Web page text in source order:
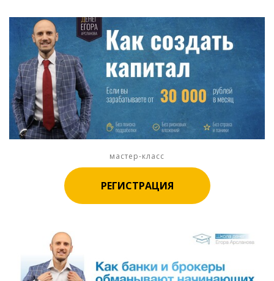
мастер-класс
РЕГИСТРАЦИЯ